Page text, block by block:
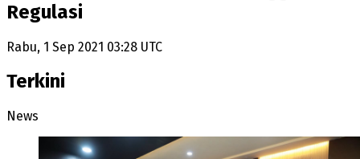
Regulasi
Rabu, 1 Sep 2021 03:28 UTC
Terkini
News